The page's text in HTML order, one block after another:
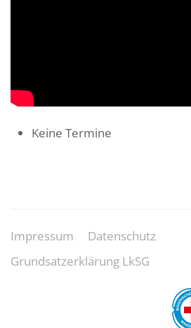
Keine Termine
Impressum
Datenschutz
Grundsatzerklärung LkSG